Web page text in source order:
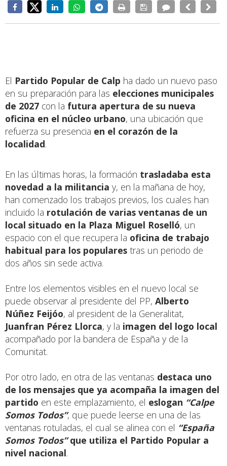
El Partido Popular de Calp ha dado un nuevo paso
en su preparación para las elecciones municipales
de 2027 con la futura apertura de su nueva
oficina en el núcleo urbano, una ubicación que
refuerza su presencia en el corazón de la
localidad.
En las últimas horas, la formación trasladaba esta
novedad a la militancia y, en la mañana de hoy,
han comenzado los trabajos previos, los cuales han
incluido la rotulación de varias ventanas de un
local situado en la Plaza Miguel Roselló, un
espacio con el que recupera la oficina de trabajo
habitual para los populares tras un periodo de
dos años sin sede activa.
Entre los elementos visibles en el nuevo local se
puede observar al presidente del PP, Alberto
Núñez Feijóo, al president de la Generalitat,
Juanfran Pérez Llorca, y la imagen del logo local
acompañado por la bandera de España y de la
Comunitat.
Por otro lado, en otra de las ventanas destaca uno
de los mensajes que ya acompaña la imagen del
partido en este emplazamiento, el eslogan “Calpe
Somos Todos”, que puede leerse en una de las
ventanas rotuladas, el cual se alinea con el “España
Somos Todos” que utiliza el Partido Popular a
nivel nacional.